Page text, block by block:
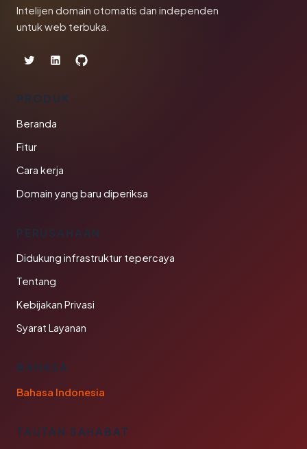
Intelijen domain otomatis dan independen
untuk web terbuka.
PRODUK
Beranda
Fitur
Cara kerja
Domain yang baru diperiksa
PERUSAHAAN
Didukung infrastruktur tepercaya
Tentang
Kebijakan Privasi
Syarat Layanan
BAHASA
Bahasa Indonesia
TAUTAN SAHABAT